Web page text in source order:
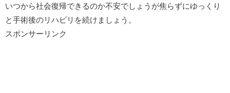
いつから社会復帰できるのか不安でしょうが焦らずにゆっくり
と手術後のリハビリを続けましょう。
スポンサーリンク